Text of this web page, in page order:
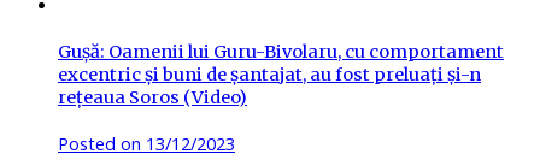
Gușă: Oamenii lui Guru-Bivolaru, cu comportament
excentric și buni de șantajat, au fost preluați și-n
rețeaua Soros (Video)
Posted on 13/12/2023